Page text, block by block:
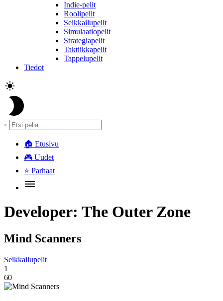
Indie-pelit
Roolipelit
Seikkailupelit
Simulaatiopelit
Strategiapelit
Taktiikkapelit
Tappelupelit
Tiedot
🏠 Etusivu
🎮 Uudet
⭐ Parhaat
Developer: The Outer Zone
Mind Scanners
Seikkailupelit
1
60